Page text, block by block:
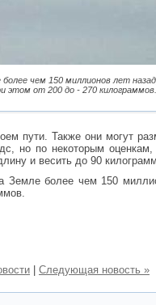
чем 150 миллионов лет
этом от 200 до - 270 килограммов.
пути. Также они могут
но по некоторым
и весить до 90
Земле более чем 150
Следующая новость »